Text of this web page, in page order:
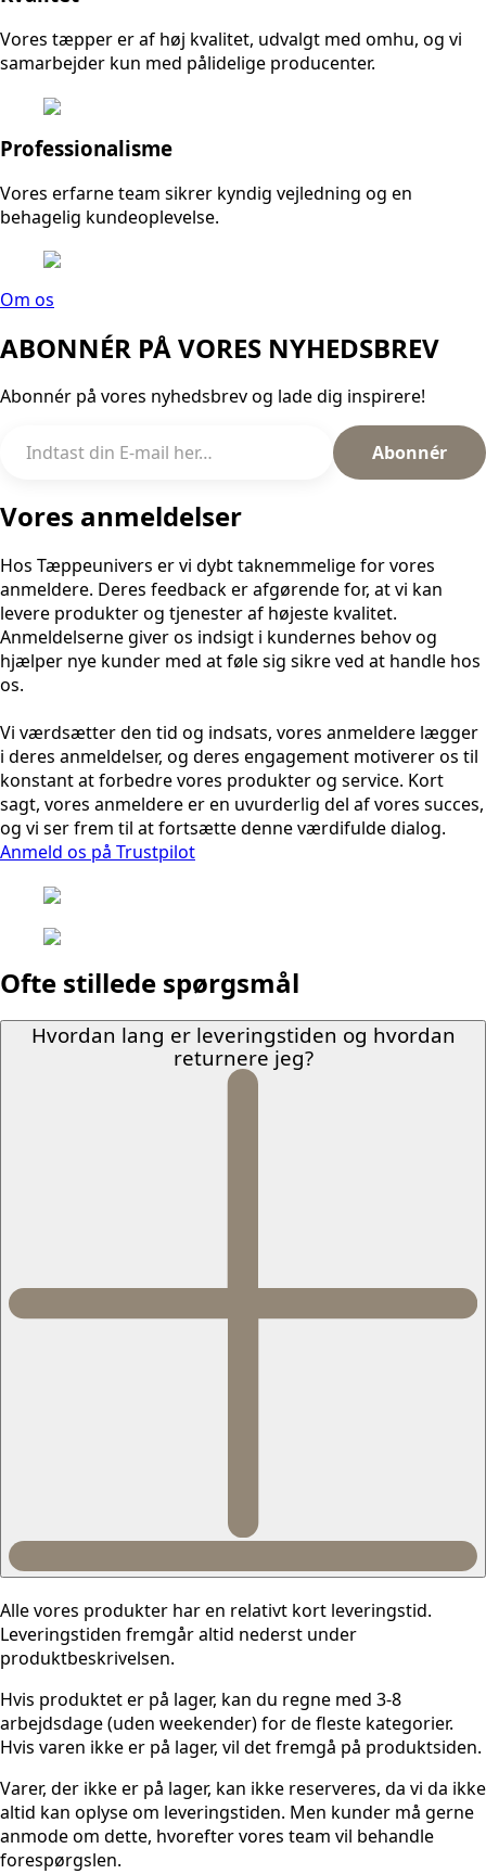
Vores tæpper er af høj kvalitet, udvalgt med omhu, og vi
samarbejder kun med pålidelige producenter.
Professionalisme
Vores erfarne team sikrer kyndig vejledning og en
behagelig kundeoplevelse.
Om os
ABONNÉR PÅ VORES NYHEDSBREV
Abonnér på vores nyhedsbrev og lade dig inspirere!
Abonnér
Vores anmeldelser
Hos Tæppeunivers er vi dybt taknemmelige for vores
anmeldere. Deres feedback er afgørende for, at vi kan
levere produkter og tjenester af højeste kvalitet.
Anmeldelserne giver os indsigt i kundernes behov og
hjælper nye kunder med at føle sig sikre ved at handle hos
os.
Vi værdsætter den tid og indsats, vores anmeldere lægger
i deres anmeldelser, og deres engagement motiverer os til
konstant at forbedre vores produkter og service. Kort
sagt, vores anmeldere er en uvurderlig del af vores succes,
og vi ser frem til at fortsætte denne værdifulde dialog.
Anmeld os på Trustpilot
Ofte stillede spørgsmål
Hvordan lang er leveringstiden og hvordan
returnere jeg?
Alle vores produkter har en relativt kort leveringstid.
Leveringstiden fremgår altid nederst under
produktbeskrivelsen.
Hvis produktet er på lager, kan du regne med 3-8
arbejdsdage (uden weekender) for de fleste kategorier.
Hvis varen ikke er på lager, vil det fremgå på produktsiden.
Varer, der ikke er på lager, kan ikke reserveres, da vi da ikke
altid kan oplyse om leveringstiden. Men kunder må gerne
anmode om dette, hvorefter vores team vil behandle
forespørgslen.